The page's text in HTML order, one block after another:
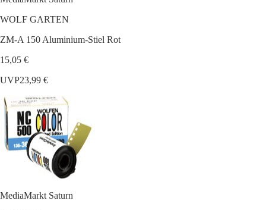
WOLF GARTEN
ZM-A 150 Aluminium-Stiel Rot
15,05 €
UVP23,99 €
MediaMarkt Saturn